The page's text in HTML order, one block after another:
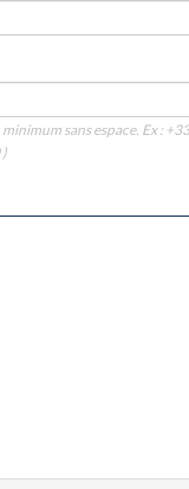
sans espace. Ex :